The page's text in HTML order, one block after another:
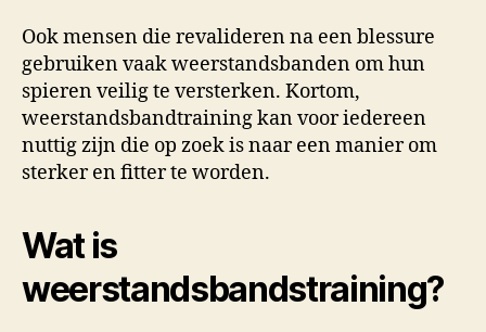
Ook mensen die revalideren na een blessure
gebruiken vaak weerstandsbanden om hun
spieren veilig te versterken. Kortom,
weerstandsbandtraining kan voor iedereen
nuttig zijn die op zoek is naar een manier om
sterker en fitter te worden.
Wat is
weerstandsbandstraining?